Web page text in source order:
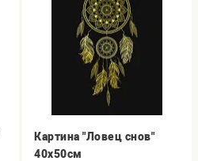
Картина "Ловец снов"
40х50см